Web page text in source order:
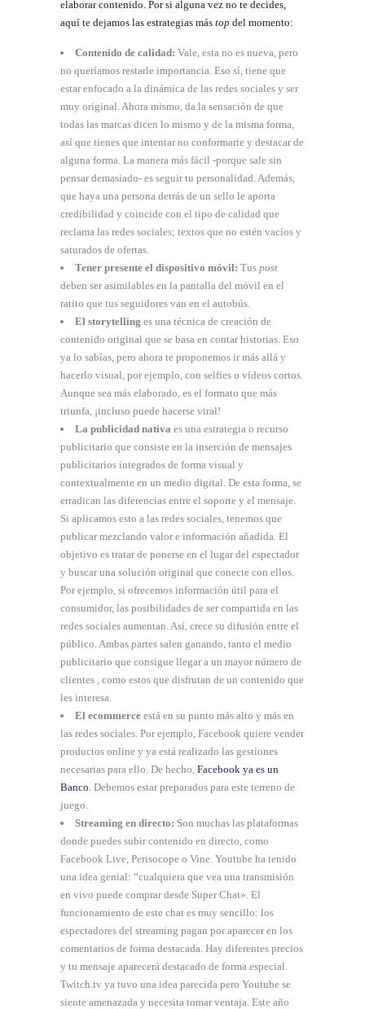
elaborar contenido. Por si alguna vez no te decides,
aquí te dejamos las estrategias más top del momento:
Contenido de calidad: Vale, esta no es nueva, pero
no queríamos restarle importancia. Eso sí, tiene que
estar enfocado a la dinámica de las redes sociales y ser
muy original. Ahora mismo, da la sensación de que
todas las marcas dicen lo mismo y de la misma forma,
así que tienes que intentar no conformarte y destacar de
alguna forma. La manera más fácil -porque sale sin
pensar demasiado- es seguir tu personalidad. Además,
que haya una persona detrás de un sello le aporta
credibilidad y coincide con el tipo de calidad que
reclama las redes sociales; textos que no estén vacíos y
saturados de ofertas.
Tener presente el dispositivo móvil:Tuspost
deben ser asimilables en la pantalla del móvil en el
ratito que tus seguidores van en el autobús.
El storytelling es una técnica de creación de
contenido original que se basa en contar historias. Eso
ya lo sabías, pero ahora te proponemos ir más allá y
hacerlo visual, por ejemplo, con selfies o vídeos cortos.
Aunque sea más elaborado, es el formato que más
triunfa, ¡incluso puede hacerse viral!
La publicidad nativa es una estrategia o recurso
publicitario que consiste en la inserción de mensajes
publicitarios integrados de forma visual y
contextualmente en un medio digital. De esta forma, se
erradican las diferencias entre el soporte y el mensaje.
Si aplicamos esto a las redes sociales, tenemos que
publicar mezclando valor e información añadida. El
objetivo es tratar de ponerse en el lugar del espectador
y buscar una solución original que conecte con ellos.
Por ejemplo, si ofrecemos información útil para el
consumidor, las posibilidades de ser compartida en las
redes sociales aumentan. Así, crece su difusión entre el
público. Ambas partes salen ganando, tanto el medio
publicitario que consigue llegar a un mayor número de
clientes , como estos que disfrutan de un contenido que
les interesa.
El ecommerce está en su punto más alto y más en
las redes sociales. Por ejemplo, Facebook quiere vender
productos online y ya está realizado las gestiones
necesarias para ello. De hecho, Facebook ya es un
Banco . Debemos estar preparados para este terreno de
juego.
Streaming en directo: Son muchas las plataformas
donde puedes subir contenido en directo, como
Facebook Live, Perisocope o Vine. Youtube ha tenido
una idea genial: “cualquiera que vea una transmisión
en vivo puede comprar desde Super Chat». El
funcionamiento de este chat es muy sencillo: los
espectadores del streaming pagan por aparecer en los
comentarios de forma destacada. Hay diferentes precios
y tu mensaje aparecerá destacado de forma especial.
Twitch.tv ya tuvo una idea parecida pero Youtube se
siente amenazada y necesita tomar ventaja. Este año